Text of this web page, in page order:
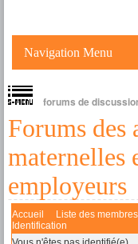
Navigation Menu
forums de
Forums des
maternelles
employeurs
Accueil Liste des membres
Identification